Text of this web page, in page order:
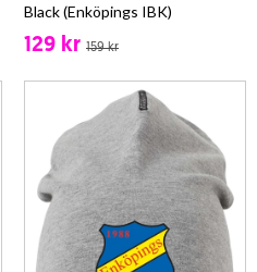
Black (Enköpings IBK)
129 kr 159 kr